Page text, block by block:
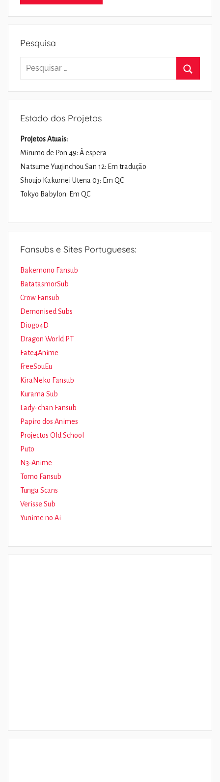
Pesquisa
Pesquisar
Estado dos Projetos
Projetos Atuais:
Mirumo de Pon 49: À espera
Natsume Yuujinchou San 12: Em tradução
Shoujo Kakumei Utena 03: Em QC
Tokyo Babylon: Em QC
Fansubs e Sites Portugueses:
Bakemono Fansub
BatatasmorSub
Crow Fansub
Demonised Subs
Diogo4D
Dragon World PT
Fate4Anime
FreeSouEu
KiraNeko Fansub
Kurama Sub
Lady-chan Fansub
Papiro dos Animes
Projectos Old School
Puto
N3-Anime
Tomo Fansub
Tunga Scans
Verisse Sub
Yunime no Ai